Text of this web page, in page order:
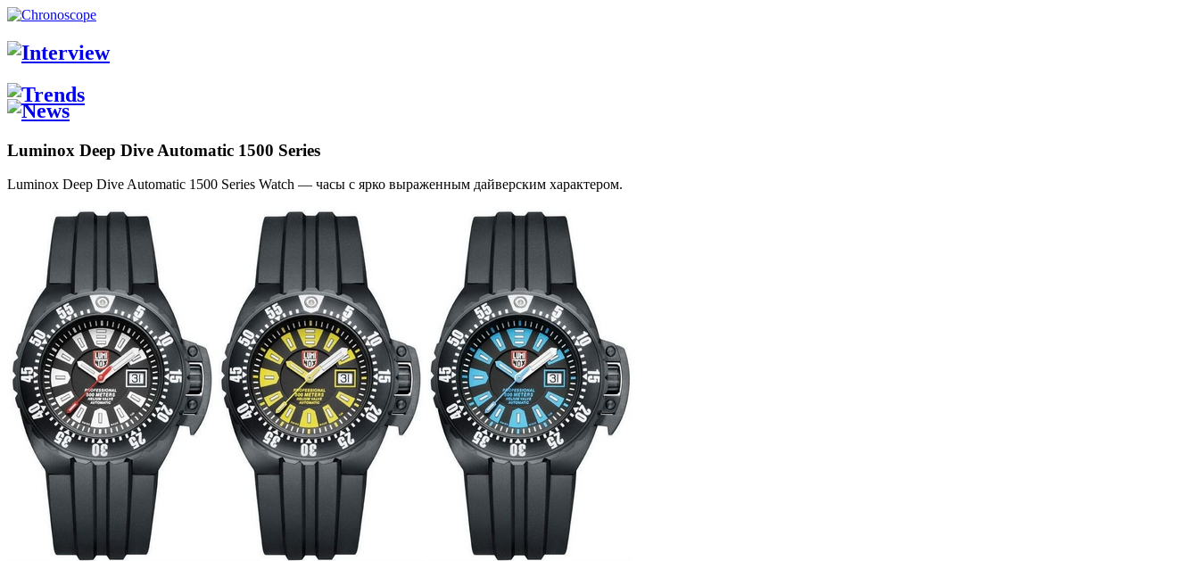
Luminox Deep Dive Automatic 1500 Series
Luminox Deep Dive Automatic 1500 Series Watch — часы с ярко выраженным дайверским характером.